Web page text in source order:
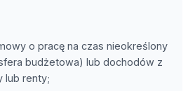
o pracę na czas nieokreślony
budżetowa) lub dochodów z
lub renty;